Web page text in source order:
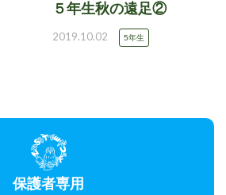
５年生秋の遠足②
2019.10.02 5年生
保護者専用